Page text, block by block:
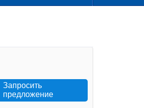
Запросить
предложение